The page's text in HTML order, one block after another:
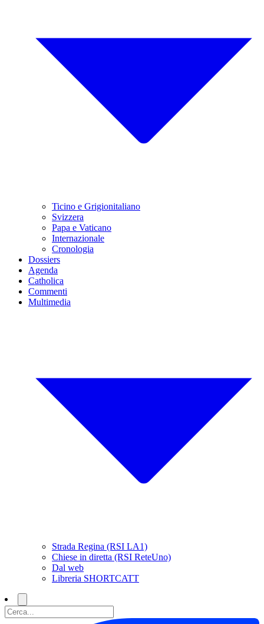
Ticino e Grigionitaliano
Svizzera
Papa e Vaticano
Internazionale
Cronologia
Dossiers
Agenda
Catholica
Commenti
Multimedia
Strada Regina (RSI LA1)
Chiese in diretta (RSI ReteUno)
Dal web
Libreria SHORTCATT